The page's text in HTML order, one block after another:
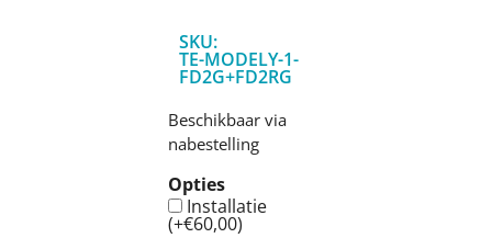
SKU:
TE-MODELY-1-
FD2G+FD2RG
Beschikbaar via
nabestelling
Opties
Installatie
(+€60,00)